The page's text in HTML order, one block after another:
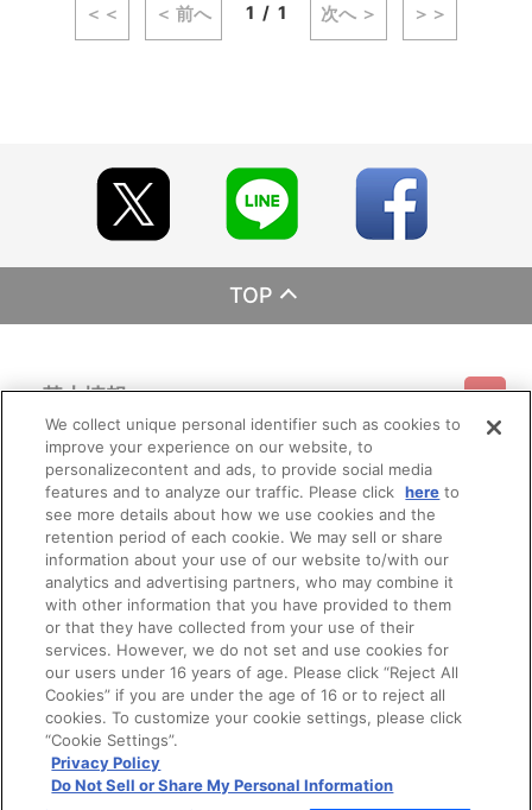
＜＜ ＜ 前へ 1 1 次へ ＞ ＞＞
TOP
基本情報
利用規約 特定商取引法に基づく表示 プライバシーポリシー
プライバシーオプション 会社概要
ご利用情報
ご利用ガイド サイトマップ お問い合わせ
Do Not Sell or Share My Personal Information
会員メニュー
ログイン 会員規約 新規会員登録
その他のご案内
公式X バンダイナムコフィルムワークス
We collect unique personal identifier such as cookies to
improve your experience on our website, to
personalizecontent and ads, to provide social media
features and to analyze our traffic. Please click here to
see more details about how we use cookies and the
retention period of each cookie. We may sell or share
information about your use of our website to/with our
analytics and advertising partners, who may combine it
with other information that you have provided to them
or that they have collected from your use of their
services. However, we do not set and use cookies for
our users under 16 years of age. Please click “Reject All
Cookies” if you are under the age of 16 or to reject all
cookies. To customize your cookie settings, please click
“Cookie Settings”.
Privacy Policy
Do Not Sell or Share My Personal Information